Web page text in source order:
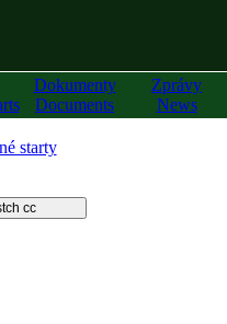
Dokumenty
Documents
Zprávy
News
starty
cc